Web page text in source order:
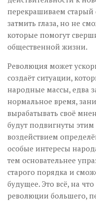
перекрашиваем старый
затмить глаза, но не
которые помогут
общественной жизни.
Революция может
создаёт ситуации,
народные массы, едва
нормальное время,
вырабатывать своё
будут подвигнуты
воздействием
особые интересы
тем основательнее
старого порядка и
будущее. Это всё, на
революции большего,